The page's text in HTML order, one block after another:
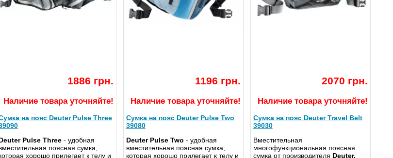
1886 грн.
Наличие товара уточняйте!
на пояс Deuter Pulse Three
Pulse Three- удобная
поясная сумка,
хорошо прилегает к телу и
1196 грн.
Наличие товара уточняйте!
Сумка на пояс Deuter Pulse Two
39080
Deuter Pulse Two - удобная
вместительная поясная сумка,
которая хорошо прилегает к телу и
2070 грн.
Наличие товара уточняйте!
Сумка на пояс Deuter Travel Belt
39030
Вместительная
многофункциональная поясная
сумка от производителя Deuter.